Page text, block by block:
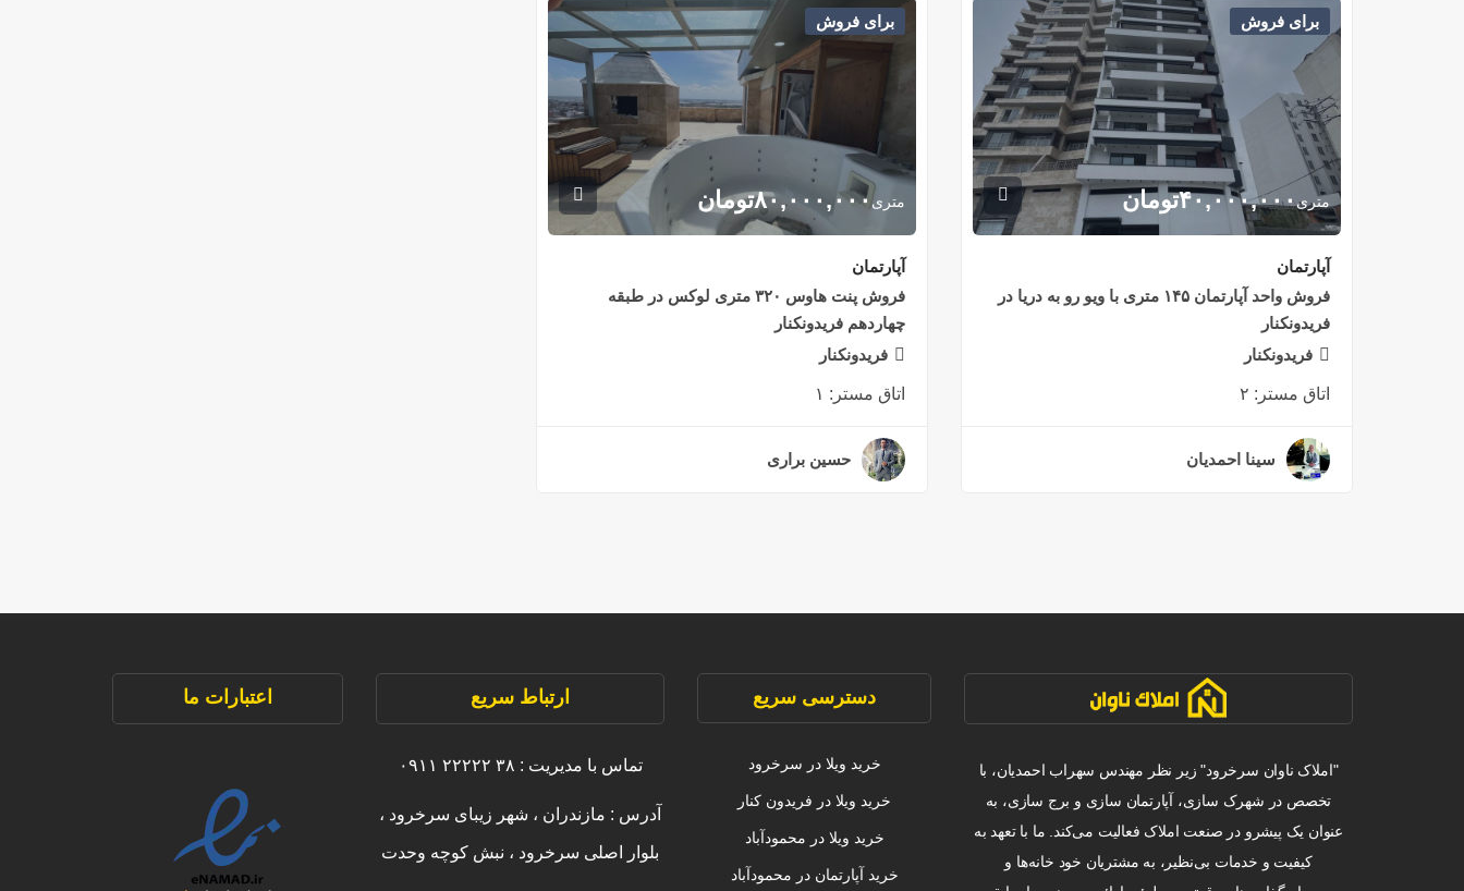
برای فروش
متری۴۰,۰۰۰,۰۰۰تومان
آپارتمان
فروش واحد آپارتمان ۱۴۵ متری با ویو رو به دریا در
فریدونکنار
فریدونکنار
اتاق مستر: ۲
سینا احمدیان
برای فروش
متری ۸۰,۰۰۰,۰۰۰تومان
آپارتمان
فروش پنت هاوس ۳۲۰ متری لوکس در طبقه
چهاردهم فریدونکنار
فریدونکنار
اتاق مستر: ۱
حسین براری
"املاک ناوان سرخرود" زیر نظر مهندس سهراب احمدیان، با
تخصص در شهرک سازی، آپارتمان سازی و برج سازی، به
عنوان یک پیشرو در صنعت املاک فعالیت می‌کند. ما با تعهد به
کیفیت و خدمات بی‌نظیر، به مشتریان خود خانه‌ها و
دسترسی سریع
خرید ویلا در سرخرود
خرید ویلا در فریدون کنار
خرید ویلا در محمودآباد
خرید آپارتمان در محمودآباد
ارتباط سریع
تماس با مدیریت : ۳۸ ۲۲۲۲۲ ۰۹۱۱
آدرس : مازندران ، شهر زیبای سرخرود ،
بلوار اصلی سرخرود ، نبش کوچه وحدت
اعتبارات ما